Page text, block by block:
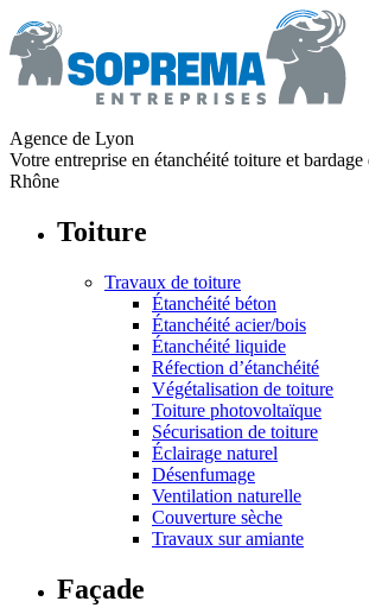
Agence de Lyon
Votre entreprise en étanchéité toiture et bardage
Rhône
Toiture
Travaux de toiture
Étanchéité béton
Étanchéité acier/bois
Étanchéité liquide
Réfection d’étanchéité
Végétalisation de toiture
Toiture photovoltaïque
Sécurisation de toiture
Éclairage naturel
Désenfumage
Ventilation naturelle
Couverture sèche
Travaux sur amiante
Façade